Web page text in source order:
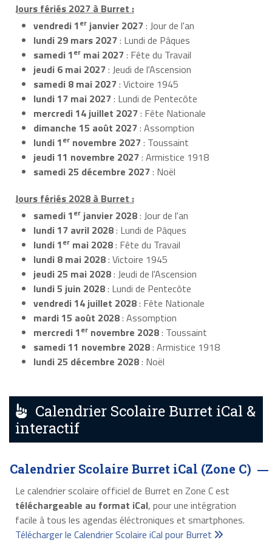
Jours fériés 2027 à Burret :
vendredi 1er janvier 2027: Jour de l'an
lundi 29 mars 2027: Lundi de Pâques
samedi 1er mai 2027: Fête du Travail
jeudi 6 mai 2027: Jeudi de l'Ascension
samedi 8 mai 2027: Victoire 1945
lundi 17 mai 2027: Lundi de Pentecôte
mercredi 14 juillet 2027: Fête Nationale
dimanche 15 août 2027: Assomption
lundi 1er novembre 2027: Toussaint
jeudi 11 novembre 2027: Armistice 1918
samedi 25 décembre 2027: Noël
Jours fériés 2028 à Burret :
samedi 1er janvier 2028: Jour de l'an
lundi 17 avril 2028: Lundi de Pâques
lundi 1er mai 2028: Fête du Travail
lundi 8 mai 2028: Victoire 1945
jeudi 25 mai 2028: Jeudi de l'Ascension
lundi 5 juin 2028: Lundi de Pentecôte
vendredi 14 juillet 2028: Fête Nationale
mardi 15 août 2028: Assomption
mercredi 1er novembre 2028: Toussaint
samedi 11 novembre 2028: Armistice 1918
lundi 25 décembre 2028: Noël
Calendrier Scolaire Burret iCal &
interactif
Calendrier Scolaire Burret iCal (Zone C)
Le calendrier scolaire officiel de Burret en Zone C est
téléchargeable au format iCal, pour une intégration
facile à tous les agendas éléctroniques et smartphones.
Télécharger le Calendrier Scolaire iCal pour Burret